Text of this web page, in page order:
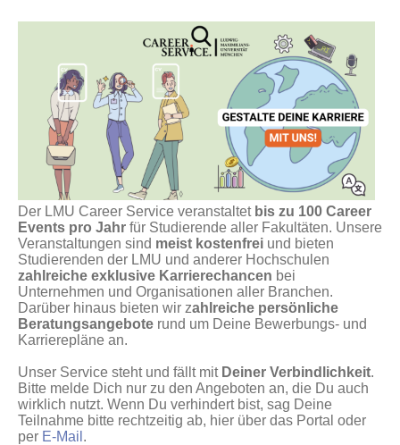
Der LMU Career Service veranstaltet bis zu 100 Career
Events pro Jahr für Studierende aller Fakultäten. Unsere
Veranstaltungen sind meist kostenfrei und bieten
Studierenden der LMU und anderer Hochschulen
zahlreiche exklusive Karrierechancen bei
Unternehmen und Organisationen aller Branchen.
Darüber hinaus bieten wir zahlreiche persönliche
Beratungsangebote rund um Deine Bewerbungs- und
Karrierepläne an.
Unser Service steht und fällt mit Deiner Verbindlichkeit.
Bitte melde Dich nur zu den Angeboten an, die Du auch
wirklich nutzt. Wenn Du verhindert bist, sag Deine
Teilnahme bitte rechtzeitig ab, hier über das Portal oder
per E-Mail .